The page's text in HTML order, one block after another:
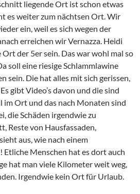
liegende Ort ist schon etwas
es weiter zum nächtsen Ort. Wir
ein, weil es sich wegen der
erreichen wir Vernazza. Heidi
Ort der 5er sein. Das war wohl mal so
soll eine riesige Schlammlawine
sein. Die hat alles mit sich gerissen,
gibt Video’s davon und die sind
im Ort und das nach Monaten sind
die Schäden irgendwie zu
Reste von Hausfassaden,
aus, wie nach einem
Etliche Menschen hat es dort auch
hat man viele Kilometer weit weg,
Irgendwie kein Ort für Urlaub.